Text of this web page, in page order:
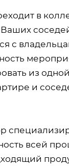
в
с
из
и
всей